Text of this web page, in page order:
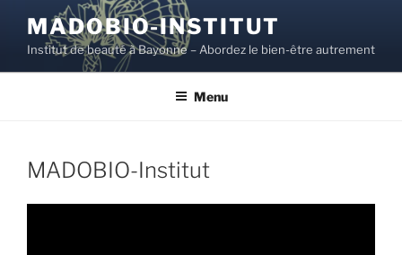
contenu
principal
MADOBIO-INSTITUT
Institut de beauté à Bayonne – Abordez le bien-être autrement
Menu
MADOBIO-Institut